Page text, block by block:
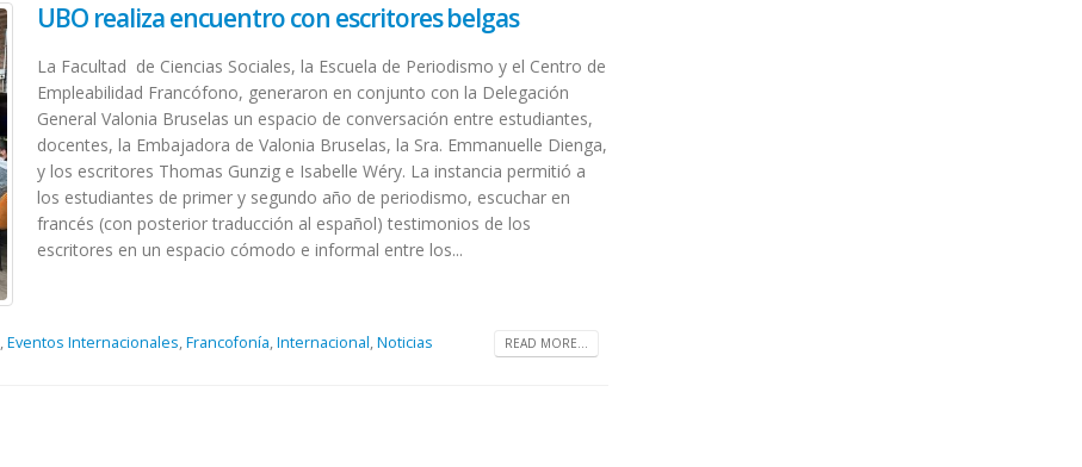
UBO realiza encuentro con escritores belgas
La Facultad de Ciencias Sociales, la Escuela de Periodismo y el Centro de
Empleabilidad Francófono, generaron en conjunto con la Delegación
General Valonia Bruselas un espacio de conversación entre estudiantes,
docentes, la Embajadora de Valonia Bruselas, la Sra. Emmanuelle Dienga,
y los escritores Thomas Gunzig e Isabelle Wéry. La instancia permitió a
los estudiantes de primer y segundo año de periodismo, escuchar en
francés (con posterior traducción al español) testimonios de los
escritores en un espacio cómodo e informal entre los...
,Eventos Internacionales,Francofonía,Internacional,Noticias READ MORE...